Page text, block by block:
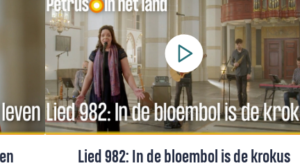
Lied 982: In de bloembol is de krokus